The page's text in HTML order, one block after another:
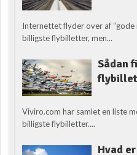
Internettet flyder over af
billigste flybilletter, men...
Sådan
Viviro.com har samlet en liste
billigste flybilletter....
Hvad